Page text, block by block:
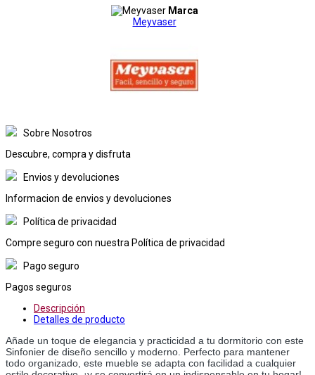
Marca
Meyvaser
Sobre Nosotros
Descubre, compra y disfruta
Envios y devoluciones
Informacion de envios y devoluciones
Política de privacidad
Compre seguro con nuestra Política de privacidad
Pago seguro
Pagos seguros
Descripción
Detalles de producto
Añade un toque de elegancia y practicidad a tu dormitorio con este
Sinfonier de diseño sencillo y moderno. Perfecto para mantener
todo organizado, este mueble se adapta con facilidad a cualquier